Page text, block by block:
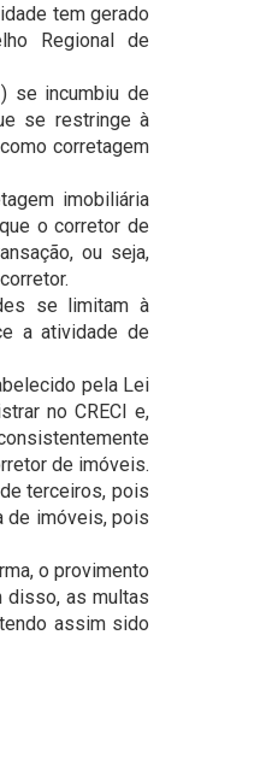
tem gerado
Regional de
se incumbiu de
se restringe à
corretagem
imobiliária
o corretor de
ou seja,
se limitam à
a atividade de
pela Lei
no CRECI e,
de imóveis.
terceiros, pois
de imóveis, pois
o provimento
disso, as multas
assim sido